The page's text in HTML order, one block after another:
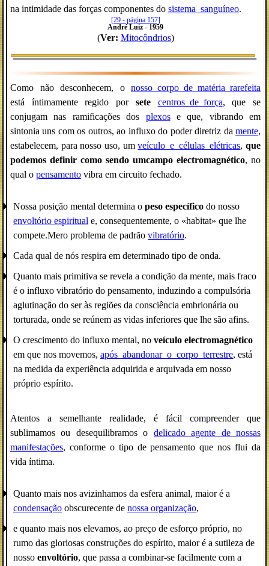
na intimidade das forças componentes do sistema_sanguíneo.
[29 - página 157]
André Luiz - 1959
(Ver: Mitocôndrios)
Como não desconhecem, o nosso_corpo_de_matéria_rarefeita
está íntimamente regido por sete centros_de_força, que se
conjugam nas ramificações dos plexose que, vibrando em
sintonia uns com os outros, ao influxo do poder diretriz da mente,
estabelecem, para nosso uso, umveículo_e_células_elétricas,que
podemos definir como sendo umcampo electromagnético, no
qual o pensamento vibra em circuito fechado.
Nossa posição mental determina o peso específico do nosso
envoltório espiritual e, consequentemente, o «habitat» que lhe
compete.Mero problema de padrão vibratório.
Cada qual de nós respira em determinado tipo de onda.
Quanto mais primitiva se revela a condição da mente, mais fraco
é o influxo vibratório do pensamento, induzindo a compulsória
aglutinação do ser às regiões da consciência embrionária ou
torturada, onde se reúnem as vidas inferiores que lhe são afins.
O crescimento do influxo mental, no veículo electromagnético
em que nos movemos, após_abandonar_o_corpo_terrestre, está
na medida da experiência adquirida e arquivada em nosso
próprio espírito.
Atentos a semelhante realidade, é fácil compreender que
sublimamos ou desequilibramos o delicado agente de nossas
manifestações, conforme o tipo de pensamento que nos flui da
vida íntima.
Quanto mais nos avizinhamos da esfera animal, maior é a
condensação obscurecente de nossa organização,
e quanto mais nos elevamos, ao preço de esforço próprio, no
rumo das gloriosas construções do espírito, maior é a sutileza de
nosso envoltório, que passa a combinar-se facilmente com a